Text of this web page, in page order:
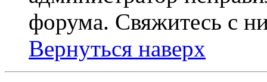
форума. Свяжитесь с
Вернуться наверх